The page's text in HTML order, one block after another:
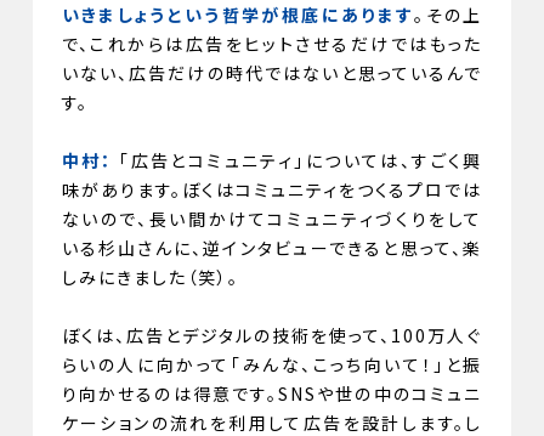
いきましょうという哲学が根底にあります。その上
で、これからは広告をヒットさせるだけではもった
いない、広告だけの時代ではないと思っているんで
す。
中村： 「広告とコミュニティ」については、すごく興
味があります。ぼくはコミュニティをつくるプロでは
ないので、長い間かけてコミュニティづくりをして
いる杉山さんに、逆インタビューできると思って、楽
しみにきました（笑）。
ぼくは、広告とデジタルの技術を使って、100万人ぐ
らいの人に向かって「みんな、こっち向いて！」と振
り向かせるのは得意です。SNSや世の中のコミュニ
ケーションの流れを利用して広告を設計します。し